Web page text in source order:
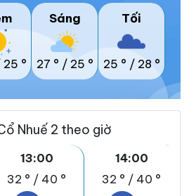
25 °
Sáng
27 ° / 25 °
Tối
25 ° / 28 °
Nhuế 2 theo giờ
13:00
32 ° / 40 °
14:00
32 ° / 40 °